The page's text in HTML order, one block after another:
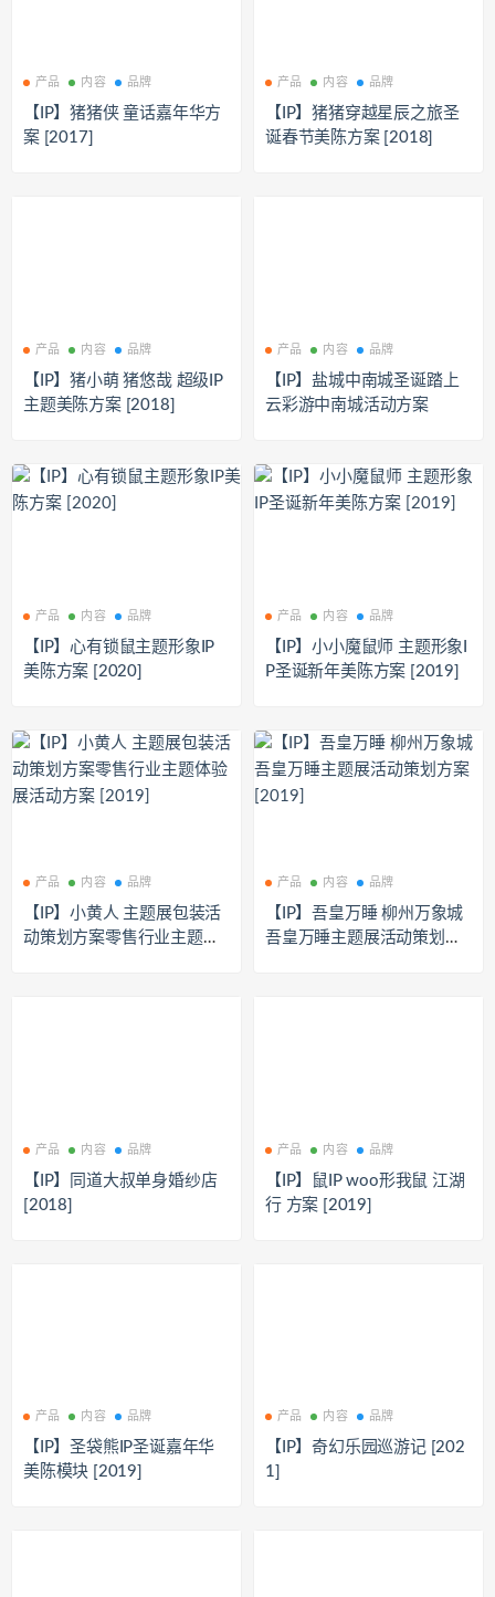
产品 内容 品牌
【IP】猪猪侠 童话嘉年华方
案 [2017]
产品 内容 品牌
【IP】猪猪穿越星辰之旅圣
诞春节美陈方案 [2018]
产品 内容 品牌
【IP】猪小萌 猪悠哉 超级IP
主题美陈方案 [2018]
产品 内容 品牌
【IP】盐城中南城圣诞踏上
云彩游中南城活动方案
产品 内容 品牌
【IP】心有锁鼠主题形象IP
美陈方案 [2020]
产品 内容 品牌
【IP】小小魔鼠师 主题形象I
P圣诞新年美陈方案 [2019]
产品 内容 品牌
【IP】小黄人 主题展包装活
动策划方案零售行业主题体
产品 内容 品牌
【IP】吾皇万睡 柳州万象城
吾皇万睡主题展活动策划方
产品 内容 品牌
【IP】同道大叔单身婚纱店
[2018]
产品 内容 品牌
【IP】鼠IP woo形我鼠 江湖
行 方案 [2019]
产品 内容 品牌
【IP】圣袋熊IP圣诞嘉年华
美陈模块 [2019]
产品 内容 品牌
【IP】奇幻乐园巡游记 [202
1]